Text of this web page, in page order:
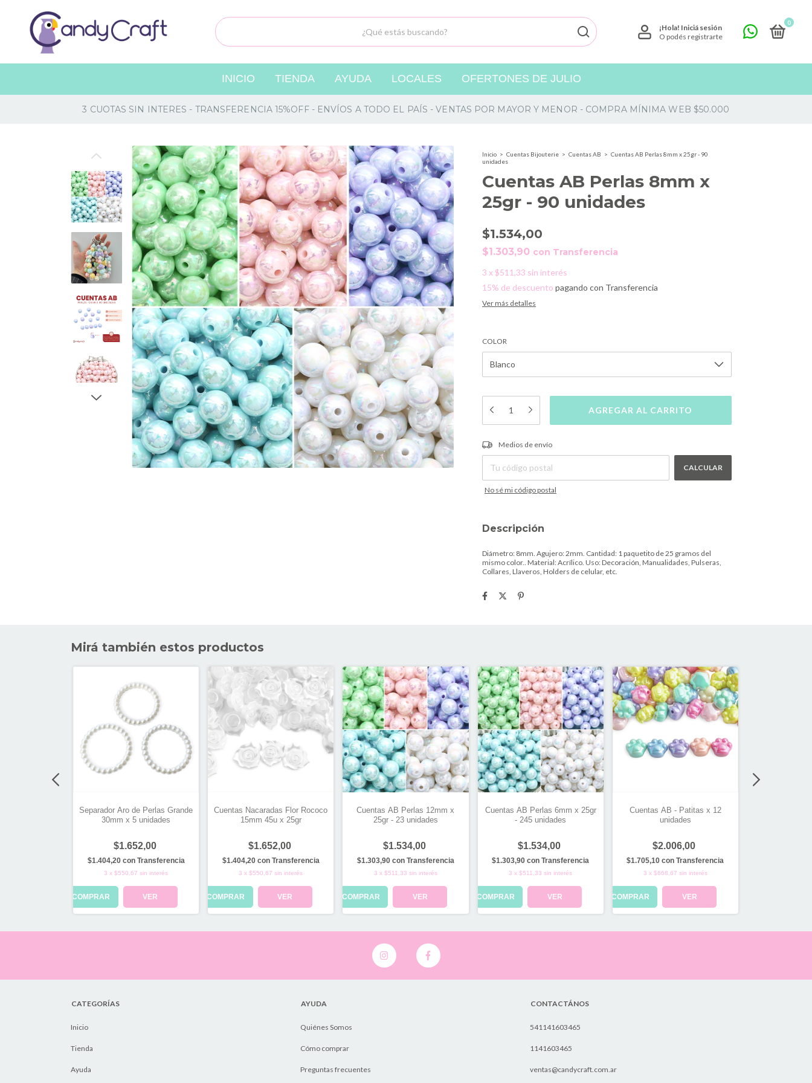
¡Hola! Iniciá sesión
O podés registrarte
0
INICIO TIENDA AYUDA LOCALES OFERTONES DE JULIO
3 CUOTAS SIN INTERES - TRANSFERENCIA 15%OFF - ENVÍOS A TODO EL PAÍS - VENTAS POR MAYOR Y MENOR - COMPRA MÍNIMA WEB $50.000
Inicio > Cuentas Bijouterie > Cuentas AB > Cuentas AB Perlas 8mm x 25gr - 90
unidades
Cuentas AB Perlas 8mm x
25gr - 90 unidades
$1.534,00
$1.303,90 con Transferencia
3 x$511,33 sin interés
15% de descuento pagando con Transferencia
Ver más detalles
COLOR
Entregas para el CP:
Medios de envío
CALCULAR
No sé mi código postal
Descripción
Diámetro: 8mm. Agujero: 2mm. Cantidad: 1 paquetito de 25 gramos del
mismo color.. Material: Acrílico. Uso: Decoración, Manualidades, Pulseras,
Collares, Llaveros, Holders de celular, etc.
Mirá también estos productos
Separador Aro de Perlas Grande
30mm x 5 unidades
$1.652,00
$1.404,20 con Transferencia
3 x$550,67 sin interés
COMPRAR VER
Cuentas Nacaradas Flor Rococo
15mm 45u x 25gr
$1.652,00
$1.404,20 con Transferencia
3 x$550,67 sin interés
COMPRAR VER
Cuentas AB Perlas 12mm x
25gr - 23 unidades
$1.534,00
$1.303,90 con Transferencia
3 x $511,33 sin interés
COMPRAR VER
Cuentas AB Perlas 6mm x 25gr
- 245 unidades
$1.534,00
$1.303,90con Transferencia
3 x$511,33 sin interés
COMPRAR VER
Cuentas AB - Patitas x 12
unidades
$2.006,00
$1.705,10con Transferencia
3 x $668,67 sin interés
COMPRAR VER
CATEGORÍAS
Inicio
Tienda
Ayuda
AYUDA
Quiénes Somos
Cómo comprar
Preguntas frecuentes
CONTACTÁNOS
541141603465
1141603465
ventas@candycraft.com.ar